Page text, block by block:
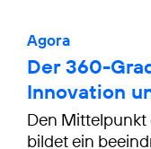
Agora
Der 360-
Innovation
Den Mittelpunkt
bildet ein